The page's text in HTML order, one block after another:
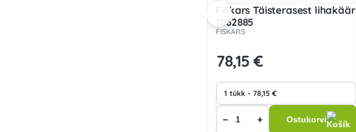
Fiskars Täisterasest lihakäär
1062885
FISKARS
78,15 €
− + Ostukorvi